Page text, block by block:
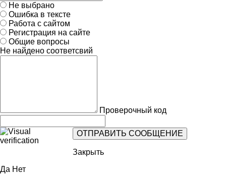
Не выбрано
Ошибка в тексте
Работа с сайтом
Регистрация на сайте
Общие вопросы
Не найдено соответсвий
Проверочный код
Закрыть
Да Нет